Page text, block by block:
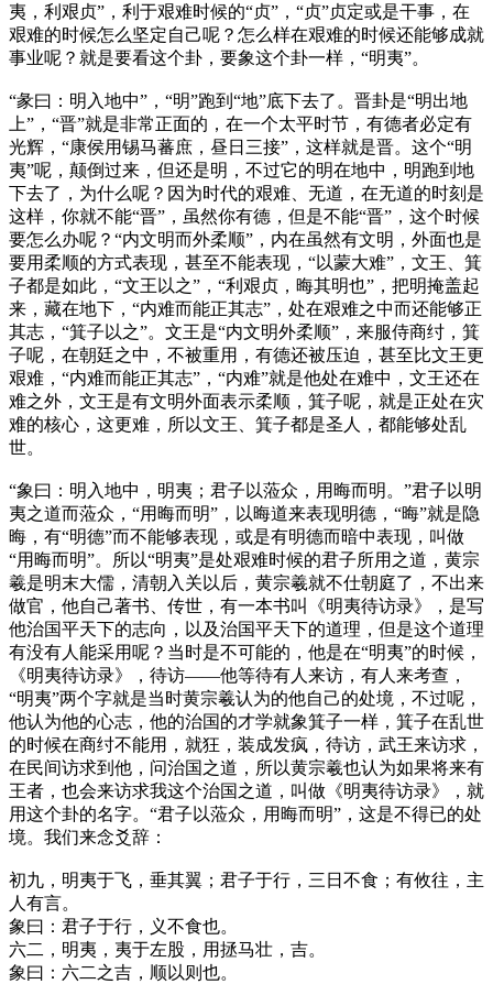
夷，利艰贞”，利于艰难时候的“贞”，“贞”贞定或是干事，在
艰难的时候怎么坚定自己呢？怎么样在艰难的时候还能够成就
事业呢？就是要看这个卦，要象这个卦一样，“明夷”。
“彖曰：明入地中”，“明”跑到“地”底下去了。晋卦是“明出地
上”，“晋”就是非常正面的，在一个太平时节，有德者必定有
光辉，“康侯用锡马蕃庶，昼日三接”，这样就是晋。这个“明
夷”呢，颠倒过来，但还是明，不过它的明在地中，明跑到地
下去了，为什么呢？因为时代的艰难、无道，在无道的时刻是
这样，你就不能“晋”，虽然你有德，但是不能“晋”，这个时候
要怎么办呢？“内文明而外柔顺”，内在虽然有文明，外面也是
要用柔顺的方式表现，甚至不能表现，“以蒙大难”，文王、箕
子都是如此，“文王以之”，“利艰贞，晦其明也”，把明掩盖起
来，藏在地下，“内难而能正其志”，处在艰难之中而还能够正
其志，“箕子以之”。文王是“内文明外柔顺”，来服侍商纣，箕
子呢，在朝廷之中，不被重用，有德还被压迫，甚至比文王更
艰难，“内难而能正其志”，“内难”就是他处在难中，文王还在
难之外，文王是有文明外面表示柔顺，箕子呢，就是正处在灾
难的核心，这更难，所以文王、箕子都是圣人，都能够处乱
世。
“象曰：明入地中，明夷；君子以蒞众，用晦而明。”君子以明
夷之道而蒞众，“用晦而明”，以晦道来表现明德，“晦”就是隐
晦，有“明德”而不能够表现，或是有明德而暗中表现，叫做
“用晦而明”。所以“明夷”是处艰难时候的君子所用之道，黄宗
羲是明末大儒，清朝入关以后，黄宗羲就不仕朝庭了，不出来
做官，他自己著书、传世，有一本书叫《明夷待访录》，是写
他治国平天下的志向，以及治国平天下的道理，但是这个道理
有没有人能采用呢？当时是不可能的，他是在“明夷”的时候，
《明夷待访录》，待访——他等待有人来访，有人来考查，
“明夷”两个字就是当时黄宗羲认为的他自己的处境，不过呢，
他认为他的心志，他的治国的才学就象箕子一样，箕子在乱世
的时候在商纣不能用，就狂，装成发疯，待访，武王来访求，
在民间访求到他，问治国之道，所以黄宗羲也认为如果将来有
王者，也会来访求我这个治国之道，叫做《明夷待访录》，就
用这个卦的名字。“君子以蒞众，用晦而明”，这是不得已的处
境。我们来念爻辞：
初九，明夷于飞，垂其翼；君子于行，三日不食；有攸往，主
人有言。
象曰：君子于行，义不食也。
六二，明夷，夷于左股，用拯马壮，吉。
象曰：六二之吉，顺以则也。